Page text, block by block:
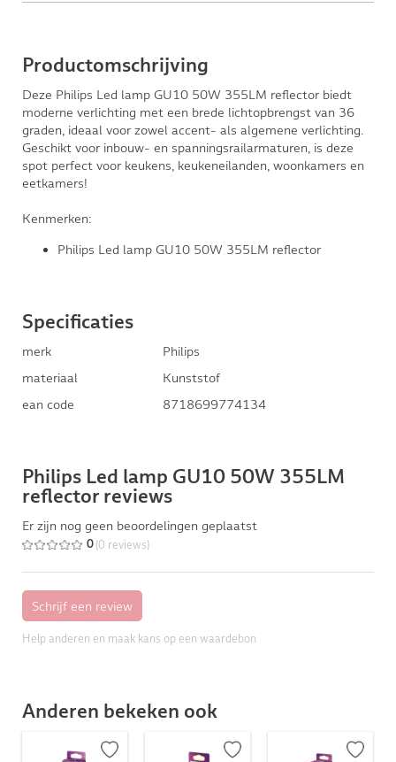
Productomschrijving
Deze Philips Led lamp GU10 50W 355LM reflector biedt
moderne verlichting met een brede lichtopbrengst van 36
graden, ideaal voor zowel accent- als algemene verlichting.
Geschikt voor inbouw- en spanningsrailarmaturen, is deze
spot perfect voor keukens, keukeneilanden, woonkamers en
eetkamers!
Kenmerken:
Philips Led lamp GU10 50W 355LM reflector
Specificaties
merk
Philips
materiaal
Kunststof
ean code
8718699774134
Philips Led lamp GU10 50W 355LM
reflector reviews
Er zijn nog geen beoordelingen geplaatst
0 (0 reviews)
Help anderen en maak kans op een waardebon
Anderen bekeken ook